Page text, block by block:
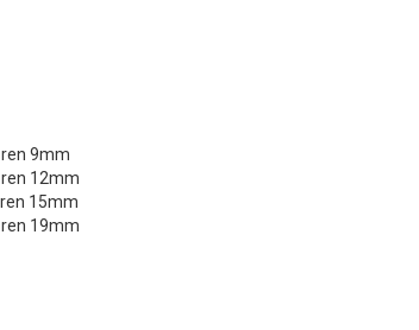
9mm
12mm
15mm
19mm